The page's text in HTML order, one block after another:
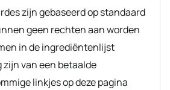
geen rechten aan worden
in de ingrediëntenlijst
van een betaalde
linkjes op deze pagina